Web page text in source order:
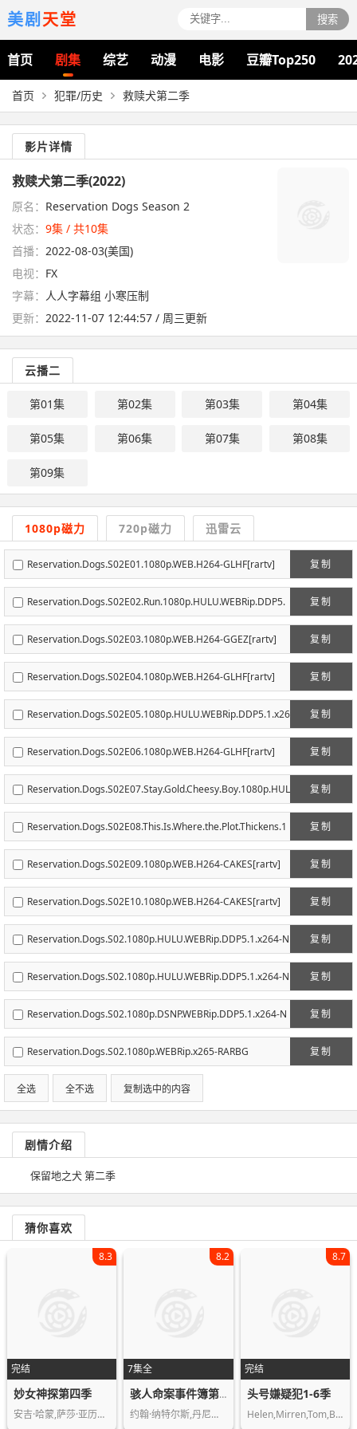
美剧天堂 搜索
首页 剧集 综艺 动漫 电影 豆瓣Top250
首页 犯罪/历史 救赎犬第二季
影片详情
救赎犬第二季(2022)
原名： Reservation Dogs Season 2
状态： 9集 / 共10集
首播： 2022-08-03(美国)
电视： FX
字幕： 人人字幕组 小寒压制
更新： 2022-11-07 12:44:57 / 周三更新
云播二
第01集 第02集 第03集 第04集
第05集 第06集 第07集 第08集
第09集
1080p磁力 720p磁力 迅雷云
复制
Reservation.Dogs.S02E01.1080p.WEB.H264-GLHF[rartv]
复制
Reservation.Dogs.S02E02.Run.1080p.HULU.WEBRip.DDP5.
1.x264-NTb[rartv]
复制
Reservation.Dogs.S02E03.1080p.WEB.H264-GGEZ[rartv]
复制
Reservation.Dogs.S02E04.1080p.WEB.H264-GLHF[rartv]
复制
Reservation.Dogs.S02E05.1080p.HULU.WEBRip.DDP5.1.x26
4-NTb[rartv]
复制
Reservation.Dogs.S02E06.1080p.WEB.H264-GLHF[rartv]
复制
Reservation.Dogs.S02E07.Stay.Gold.Cheesy.Boy.1080p.HUL
U.WEBRip.DDP5.1.x264-NTb[rartv]
复制
Reservation.Dogs.S02E08.This.Is.Where.the.Plot.Thickens.1
080p.HULU.WEBRip.DDP5.1.x264-NTb[rartv]
复制
Reservation.Dogs.S02E09.1080p.WEB.H264-CAKES[rartv]
复制
Reservation.Dogs.S02E10.1080p.WEB.H264-CAKES[rartv]
复制
Reservation.Dogs.S02.1080p.HULU.WEBRip.DDP5.1.x264-N
Tb[rartv]
复制
Reservation.Dogs.S02.1080p.HULU.WEBRip.DDP5.1.x264-N
Tb[rartv]
复制
Reservation.Dogs.S02.1080p.DSNP.WEBRip.DDP5.1.x264-N
Tb[rartv]
复制
Reservation.Dogs.S02.1080p.WEBRip.x265-RARBG
全选 全不选 复制选中的内容
剧情介绍
保留地之犬 第二季
猜你喜欢
完结
8.3
妙女神探第四季
安吉·哈蒙,萨莎·亚历山大
7集全
8.2
骇人命案事件簿第七季
约翰·纳特尔斯,丹尼尔·凯西,切瑞·朗…
完结
8.7
头号嫌疑犯1-6季
Helen,Mirren,Tom,Bell,John,Benfield